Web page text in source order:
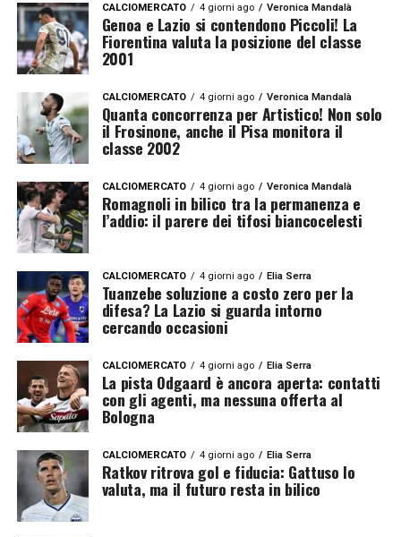
CALCIOMERCATO 4 giorni ago Veronica Mandalà
Genoa e Lazio si contendono Piccoli! La
Fiorentina valuta la posizione del classe
2001
CALCIOMERCATO 4 giorni ago Veronica Mandalà
Quanta concorrenza per Artistico! Non solo
il Frosinone, anche il Pisa monitora il
classe 2002
CALCIOMERCATO 4 giorni ago Veronica Mandalà
Romagnoli in bilico tra la permanenza e
l’addio: il parere dei tifosi biancocelesti
CALCIOMERCATO 4 giorni ago Elia Serra
Tuanzebe soluzione a costo zero per la
difesa? La Lazio si guarda intorno
cercando occasioni
CALCIOMERCATO 4 giorni ago Elia Serra
La pista Odgaard è ancora aperta: contatti
con gli agenti, ma nessuna offerta al
Bologna
CALCIOMERCATO 4 giorni ago Elia Serra
Ratkov ritrova gol e fiducia: Gattuso lo
valuta, ma il futuro resta in bilico